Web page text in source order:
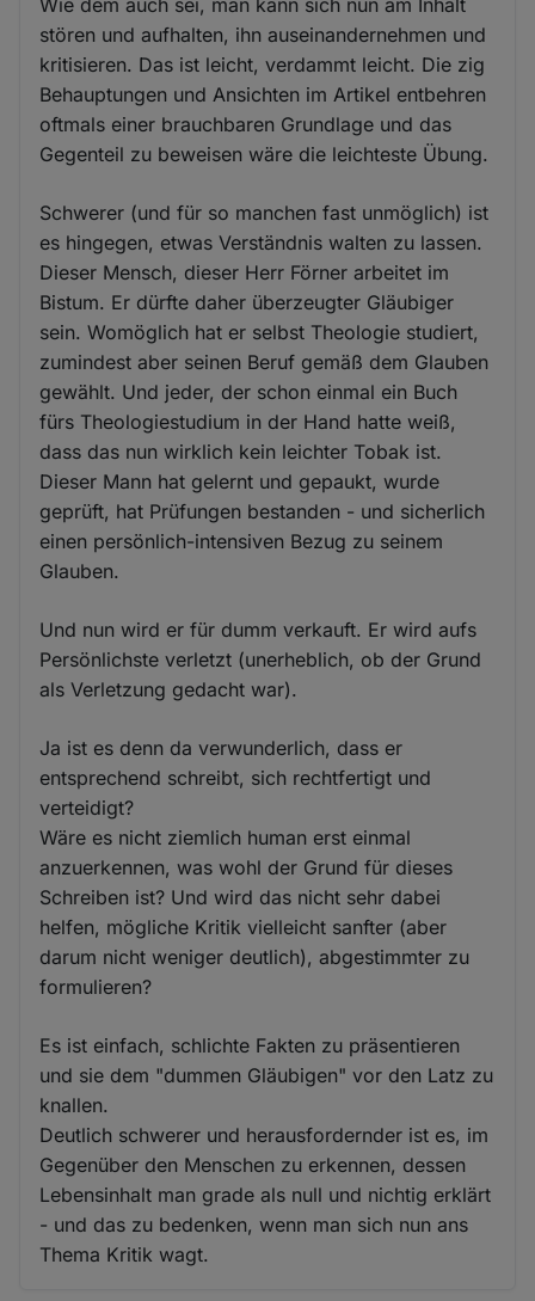
Wie dem auch sei, man kann sich nun am Inhalt
stören und aufhalten, ihn auseinandernehmen und
kritisieren. Das ist leicht, verdammt leicht. Die zig
Behauptungen und Ansichten im Artikel entbehren
oftmals einer brauchbaren Grundlage und das
Gegenteil zu beweisen wäre die leichteste Übung.
Schwerer (und für so manchen fast unmöglich) ist
es hingegen, etwas Verständnis walten zu lassen.
Dieser Mensch, dieser Herr Förner arbeitet im
Bistum. Er dürfte daher überzeugter Gläubiger
sein. Womöglich hat er selbst Theologie studiert,
zumindest aber seinen Beruf gemäß dem Glauben
gewählt. Und jeder, der schon einmal ein Buch
fürs Theologiestudium in der Hand hatte weiß,
dass das nun wirklich kein leichter Tobak ist.
Dieser Mann hat gelernt und gepaukt, wurde
geprüft, hat Prüfungen bestanden - und sicherlich
einen persönlich-intensiven Bezug zu seinem
Glauben.
Und nun wird er für dumm verkauft. Er wird aufs
Persönlichste verletzt (unerheblich, ob der Grund
als Verletzung gedacht war).
Ja ist es denn da verwunderlich, dass er
entsprechend schreibt, sich rechtfertigt und
verteidigt?
Wäre es nicht ziemlich human erst einmal
anzuerkennen, was wohl der Grund für dieses
Schreiben ist? Und wird das nicht sehr dabei
helfen, mögliche Kritik vielleicht sanfter (aber
darum nicht weniger deutlich), abgestimmter zu
formulieren?
Es ist einfach, schlichte Fakten zu präsentieren
und sie dem "dummen Gläubigen" vor den Latz zu
knallen.
Deutlich schwerer und herausfordernder ist es, im
Gegenüber den Menschen zu erkennen, dessen
Lebensinhalt man grade als null und nichtig erklärt
- und das zu bedenken, wenn man sich nun ans
Thema Kritik wagt.